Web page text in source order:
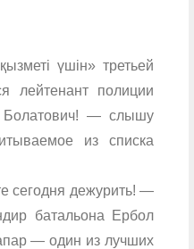
үшін» третьей
лейтенант полиции
Болатович! — слышу
из списка
сегодня дежурить! —
батальона Ербол
— один из лучших